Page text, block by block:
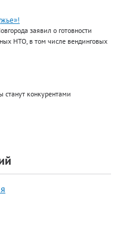
заявил о готовности
НТО, в том числе вендинговых
станут конкурентами